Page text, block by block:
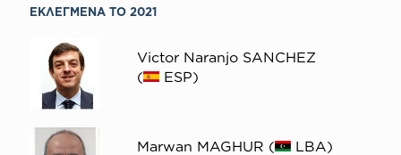
ΕΚΛΕΓΜΕΝΑ ΤΟ 2021
Victor Naranjo SΑNCHEZ
(
ESP)
Marwan MAGHUR ( LBA)